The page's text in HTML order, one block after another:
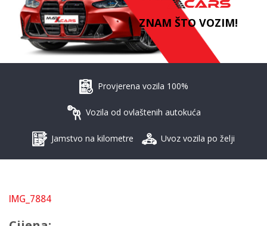
ZNAM ŠTO VOZIM!
Provjerena vozila 100%
Vozila od ovlaštenih autokuća
Jamstvo na kilometre Uvoz vozila po želji
IMG_7884